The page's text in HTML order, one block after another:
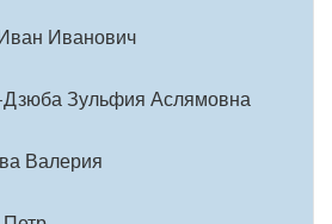
Иванович
Дзюба Зульфия Аслямовна
Валерия